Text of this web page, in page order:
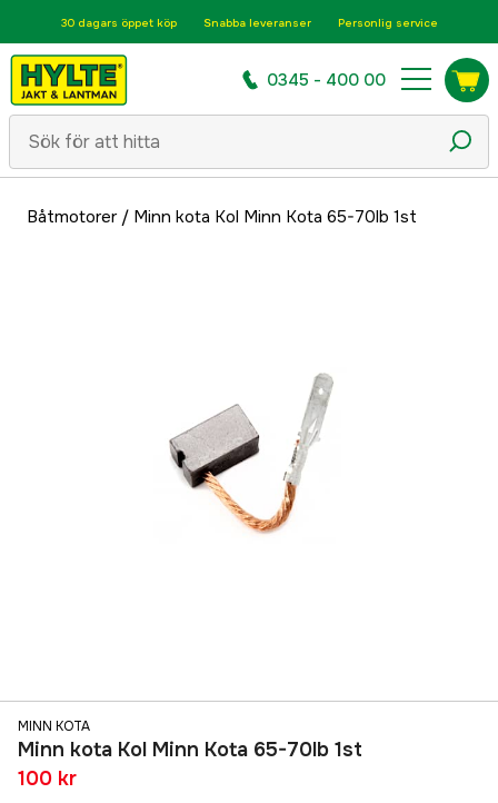
30 dagars öppet köp Snabba leveranser Personlig service
0345 - 400 00
Båtmotorer/ Minn kota Kol Minn Kota 65-70lb 1st
MINN KOTA
Minn kota Kol Minn Kota 65-70lb 1st
100 kr